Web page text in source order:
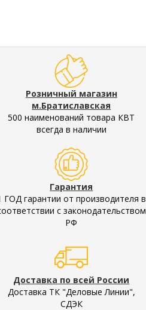
Розничный магазин
м.Братиславская
500 наименований товара КВТ
всегда в наличии
Гарантия
ГОД гарантии от производителя в
с законодательством
РФ
Доставка по всей России
Доставка ТК "Деловые Линии",
СДЭК